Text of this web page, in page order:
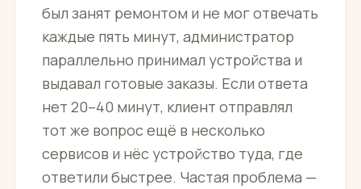
был занят ремонтом и не мог отвечать
каждые пять минут, администратор
параллельно принимал устройства и
выдавал готовые заказы. Если ответа
нет 20–40 минут, клиент отправлял
тот же вопрос ещё в несколько
сервисов и нёс устройство туда, где
ответили быстрее. Частая проблема —